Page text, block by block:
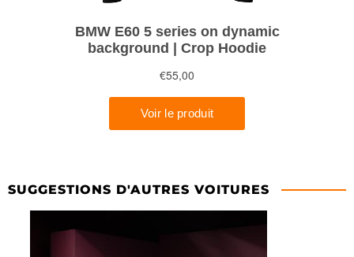
SUGGESTIONS D'AUTRES VOITURES